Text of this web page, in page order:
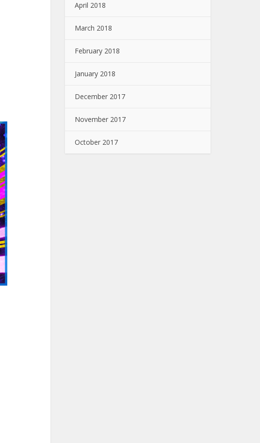
April 2018
March 2018
February 2018
January 2018
December 2017
November 2017
October 2017